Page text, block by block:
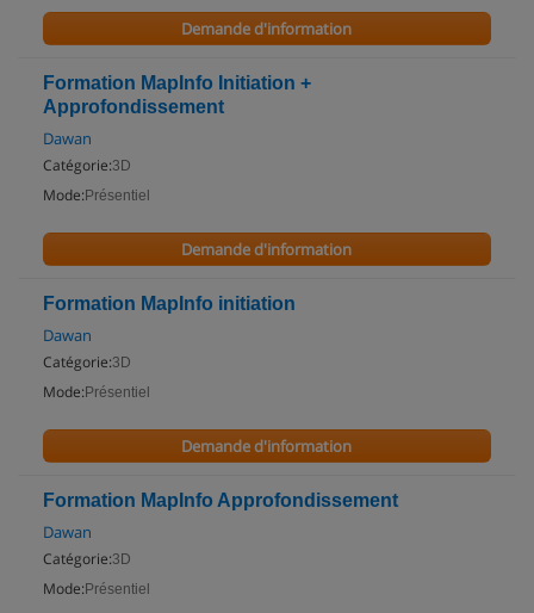
Demande d'information
Formation MapInfo Initiation +
Approfondissement
Dawan
Catégorie:3D
Mode: Présentiel
Demande d'information
Formation MapInfo initiation
Dawan
Catégorie:3D
Mode: Présentiel
Demande d'information
Formation MapInfo Approfondissement
Dawan
Catégorie:3D
Mode: Présentiel